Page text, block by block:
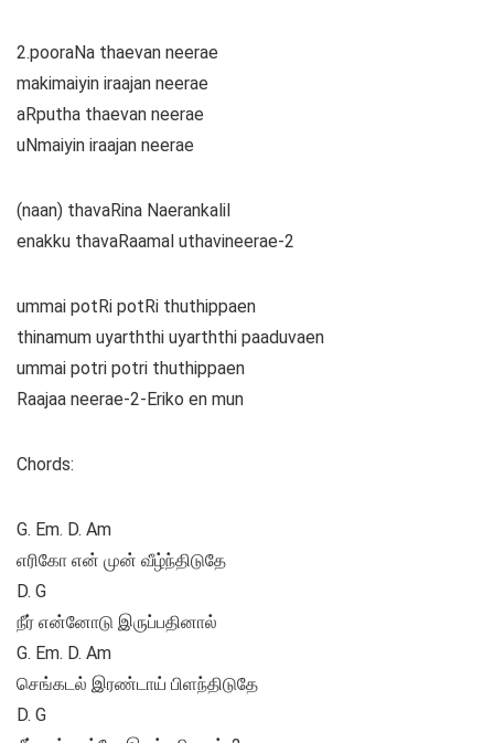
2.pooraNa thaevan neerae
makimaiyin iraajan neerae
aRputha thaevan neerae
uNmaiyin iraajan neerae
(naan) thavaRina Naerankalil
enakku thavaRaamal uthavineerae-2
ummai potRi potRi thuthippaen
thinamum uyarththi uyarththi paaduvaen
ummai potri potri thuthippaen
Raajaa neerae-2-Eriko en mun
Chords:
G. Em. D. Am
எரிகோ என் முன் வீழ்ந்திடுதே
D. G
நீர் என்னோடு இருப்பதினால்
G. Em. D. Am
செங்கடல் இரண்டாய் பிளந்திடுதே
D. G